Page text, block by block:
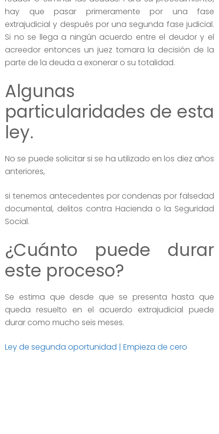
hay que pasar primeramente por una fase
extrajudicial y después por una segunda fase judicial.
Si no se llega a ningún acuerdo entre el deudor y el
acreedor entonces un juez tomara la decisión de la
parte de la deuda a exonerar o su totalidad.
Algunas
particularidades de esta
ley.
No se puede solicitar si se ha utilizado en los diez años
anteriores,
si tenemos antecedentes por condenas por falsedad
documental, delitos contra Hacienda o la Seguridad
Social.
¿Cuánto puede durar
este proceso?
Se estima que desde que se presenta hasta que
queda resuelto en el acuerdo extrajudicial puede
durar como mucho seis meses.
Ley de segunda oportunidad | Empieza de cero